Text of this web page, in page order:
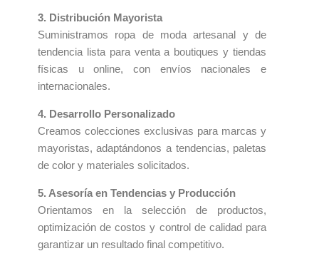
3. Distribución Mayorista
Suministramos ropa de moda artesanal y de
tendencia lista para venta a boutiques y tiendas
físicas u online, con envíos nacionales e
internacionales.
4. Desarrollo Personalizado
Creamos colecciones exclusivas para marcas y
mayoristas, adaptándonos a tendencias, paletas
de color y materiales solicitados.
5. Asesoría en Tendencias y Producción
Orientamos en la selección de productos,
optimización de costos y control de calidad para
garantizar un resultado final competitivo.